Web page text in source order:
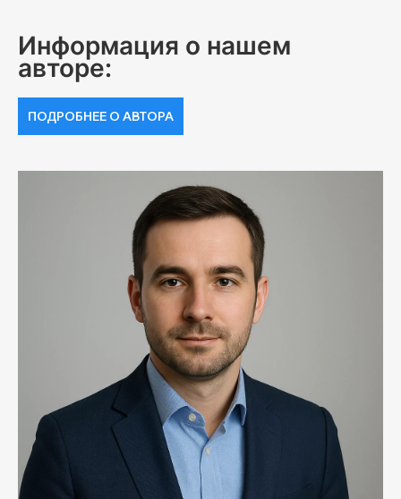
Информация о нашем
авторе:
ПОДРОБНЕЕ О АВТОРА